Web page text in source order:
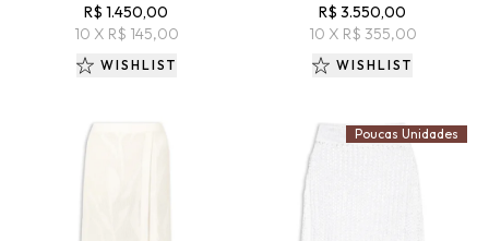
R$ 1.450,00
10 X R$ 145,00
WISHLIST
R$ 3.550,00
10 X R$ 355,00
WISHLIST
Poucas Unidades